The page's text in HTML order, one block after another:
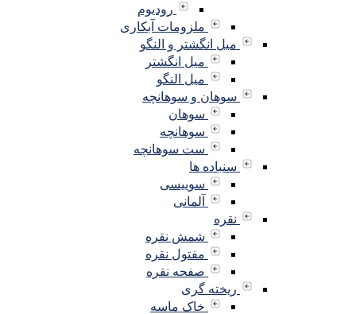
رودیوم
ملزومات آبکاری
میل انگشتر و النگو
میل انگشتر
میل النگو
سوهان و سوهانچه
سوهان
سوهانچه
ست سوهانچه
سنباده ها
سوییسی
آلمانی
نقره
شمش نقره
مفتول نقره
صفحه نقره
ریخته گری
خاک ماسه